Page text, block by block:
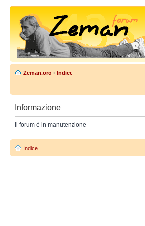
Zeman.org ‹ Indice
Informazione
Il forum è in manutenzione
Indice